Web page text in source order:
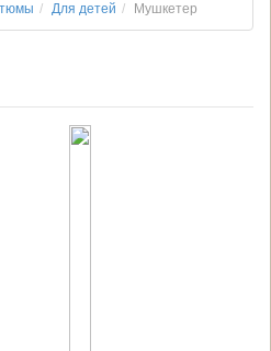
Для детей Мушкетер